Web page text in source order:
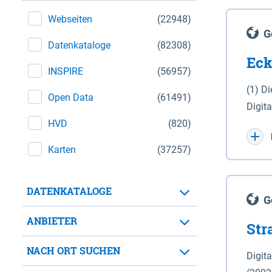
(22948)
Webseiten
(82308)
Datenkataloge
(56957)
INSPIRE
(61491)
Open Data
(820)
HVD
(37257)
Karten
DATENKATALOGE
ANBIETER
NACH ORT SUCHEN
(1)
WGS
für
der in